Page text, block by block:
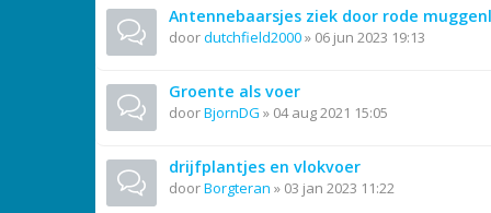
Antennebaarsjes ziek door rode
doordutchfield2000» 06 jun 2023 19:13
Groente als voer
doorBjornDG » 04 aug 2021 15:05
drijfplantjes en vlokvoer
doorBorgteran » 03 jan 2023 11:22